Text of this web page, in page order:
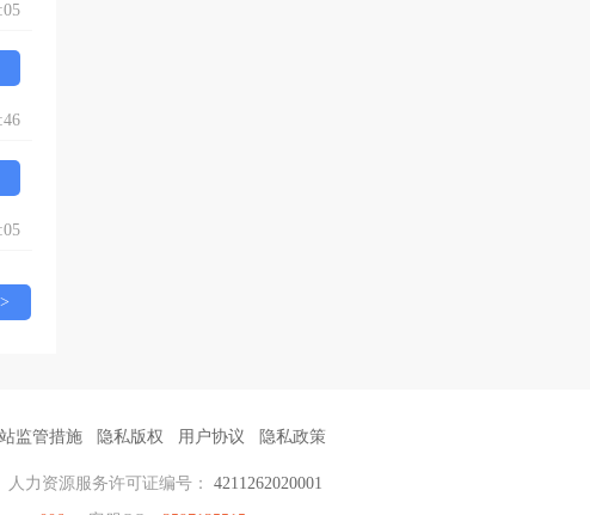
监管措施 隐私版权 用户协议 隐私政策
人力资源服务许可证编号： 4211262020001